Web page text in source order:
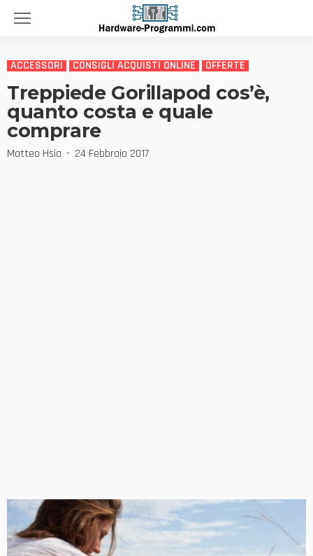
ACCESSORI CONSIGLI ACQUISTI ONLINE OFFERTE
Treppiede Gorillapod cos’è,
quanto costa e quale
comprare
Matteo Hsia 24 Febbraio 2017